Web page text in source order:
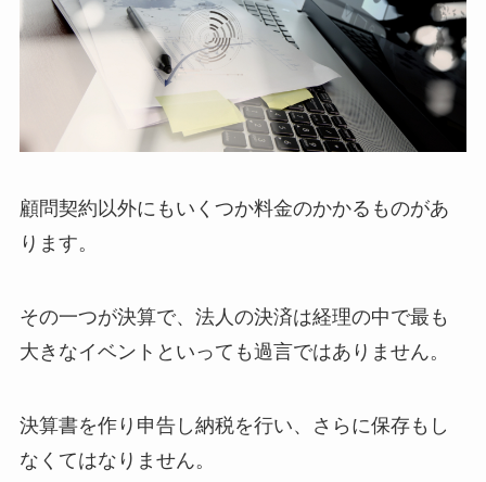
顧問契約以外にもいくつか料金のかかるものがあ
ります。
その一つが決算で、法人の決済は経理の中で最も
大きなイベントといっても過言ではありません。
決算書を作り申告し納税を行い、さらに保存もし
なくてはなりません。